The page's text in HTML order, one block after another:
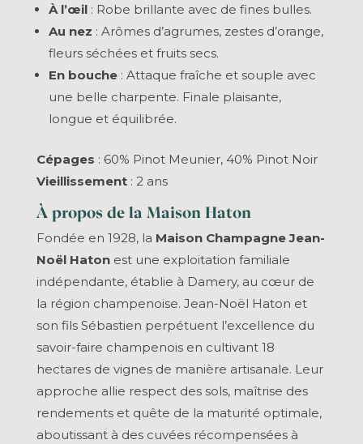
À l’œil: Robe brillante avec de fines bulles.
Au nez : Arômes d’agrumes, zestes d’orange,
fleurs séchées et fruits secs.
En bouche: Attaque fraîche et souple avec
une belle charpente. Finale plaisante,
longue et équilibrée.
Cépages : 60% Pinot Meunier, 40% Pinot Noir
Vieillissement: 2 ans
À propos de la Maison Haton
Fondée en 1928, la Maison Champagne Jean-
Noël Hatonest une exploitation familiale
indépendante, établie à Damery, au cœur de
la région champenoise. Jean-Noël Haton et
son fils Sébastien perpétuent l’excellence du
savoir-faire champenois en cultivant 18
hectares de vignes de manière artisanale. Leur
approche allie respect des sols, maîtrise des
rendements et quête de la maturité optimale,
aboutissant à des cuvées récompensées à